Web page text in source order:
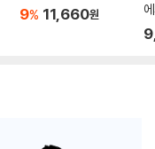
9% 11,660원